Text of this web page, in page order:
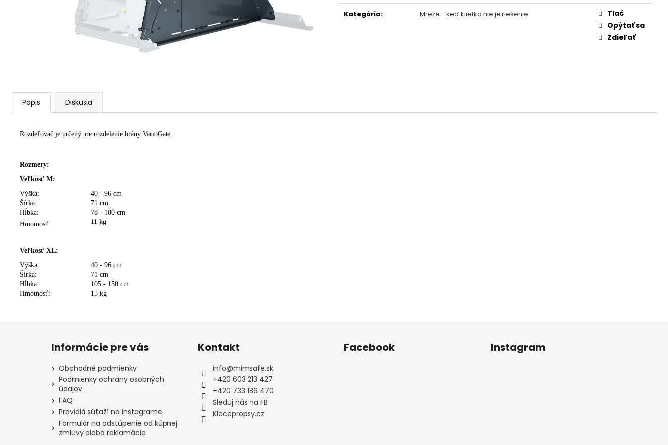
cena:
Kategória: Mreže - keď klietka nie je riešenie
Tlač
Opýtať sa
Zdieľať
Popis Diskusia
Rozdeľovač je určený pre rozdelenie brány VarioGate.
Rozmery:
Veľkosť M:
Výška:
40 - 96 cm
Šírka:
71 cm
Hĺbka:
78 - 100 cm
Hmotnosť:
11 kg
Veľkosť XL:
Výška:
40 - 96 cm
Šírka:
71 cm
Hĺbka:
105 - 150 cm
Hmotnosť:
15 kg
Z
Informácie pre vás
Obchodné podmienky
Podmienky ochrany osobných
údajov
FAQ
Pravidlá súťaží na instagrame
Formulár na odstúpenie od kúpnej
zmluvy alebo reklamácie
Kontakt
info@mimsafe.sk
+420 603 213 427
+420 733 186 470
Sleduj nás na FB
Klecepropsy.cz
Facebook Instagram